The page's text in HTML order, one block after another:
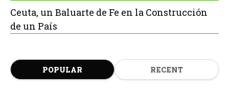
Ceuta, un Baluarte de Fe en la Construcción
de un País
POPULAR RECENT